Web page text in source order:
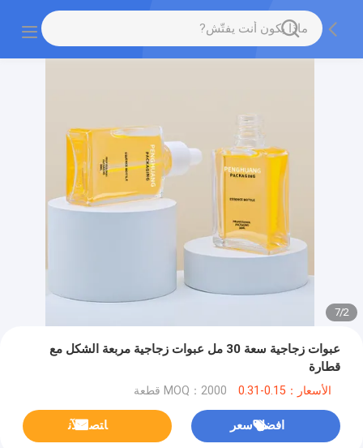
2
/
7
عبوات زجاجية سعة 30 مل عبوات زجاجية مربعة الشكل مع
قطارة
الأسعار：0.15-0.31 MOQ：2000 قطعة
افضل سعر ﺎﺘﺼﻟ ﺍﻶﻧ